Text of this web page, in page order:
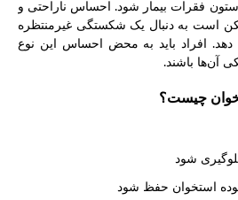
ستون فقرات بیمار شود. احساس ناراحتی و
است به دنبال یک شکستگی غیرمنتظره
افراد باید به محض احساس این نوع
آن‌ها باشند.
چیست؟
شود
استخوان حفظ شود